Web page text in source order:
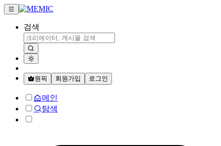
검색
원픽 회원가입 로그인
메인
탐색